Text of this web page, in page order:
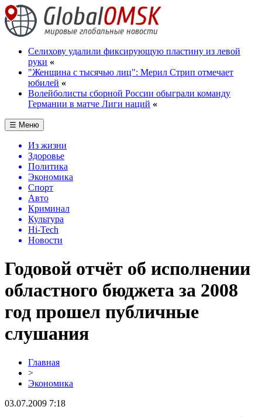
Селихову удалили фиксирующую пластину из левой
руки «
"Женщина с тысячью лиц": Мерил Стрип отмечает
юбилей «
Волейболисты сборной России обыграли команду
Германии в матче Лиги наций «
☰ Меню
Из жизни
Здоровье
Политика
Экономика
Спорт
Авто
Криминал
Культура
Hi-Tech
Новости
Годовой отчёт об исполнении
областного бюджета за 2008
год прошел публичные
слушания
Главная
>
Экономика
03.07.2009 7:18